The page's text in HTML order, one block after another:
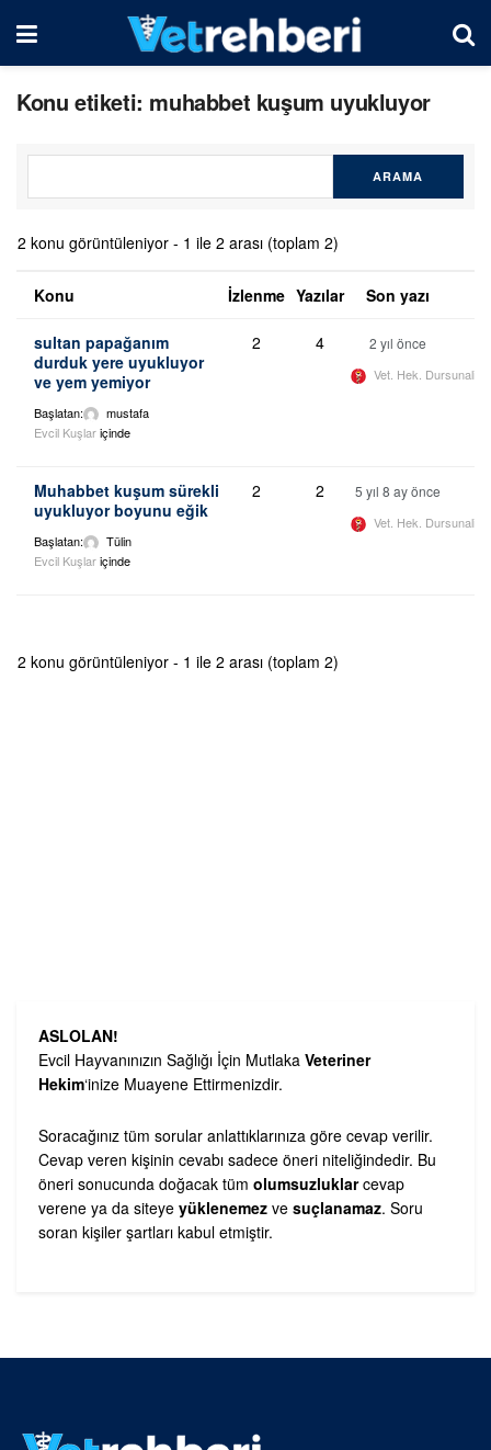
Konu etiketi: muhabbet kuşum uyukluyor
2 konu görüntüleniyor - 1 ile 2 arası (toplam 2)
Konu İzlenme Yazılar Son yazı
sultan papağanım
durduk yere uyukluyor
ve yem yemiyor
Başlatan:
mustafa
Evcil Kuşlariçinde
2 4 2 yıl önce
Vet. Hek. Dursunali
Muhabbet kuşum sürekli
uyukluyor boyunu eğik
Başlatan:
Tülin
Evcil Kuşlariçinde
2 2 5 yıl 8 ay önce
Vet. Hek. Dursunali
2 konu görüntüleniyor - 1 ile 2 arası (toplam 2)
ASLOLAN!
Evcil Hayvanınızın Sağlığı İçin Mutlaka Veteriner
Hekim‘inize Muayene Ettirmenizdir.
Soracağınız tüm sorular anlattıklarınıza göre cevap verilir.
Cevap veren kişinin cevabı sadece öneri niteliğindedir. Bu
öneri sonucunda doğacak tüm olumsuzluklarcevap
verene ya da siteye yüklenemez ve suçlanamaz. Soru
soran kişiler şartları kabul etmiştir.